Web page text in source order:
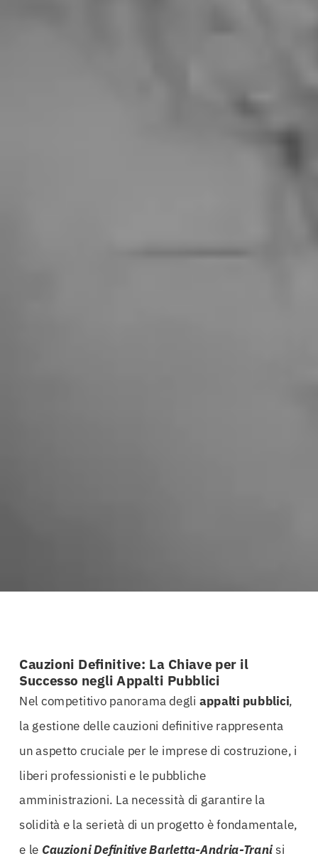
Cauzioni Definitive: La Chiave per il
Successo negli Appalti Pubblici
Nel competitivo panorama degli appalti pubblici,
la gestione delle cauzioni definitive rappresenta
un aspetto cruciale per le imprese di costruzione, i
liberi professionisti e le pubbliche
amministrazioni. La necessità di garantire la
solidità e la serietà di un progetto è fondamentale,
e le Cauzioni Definitive Barletta-Andria-Tranisi